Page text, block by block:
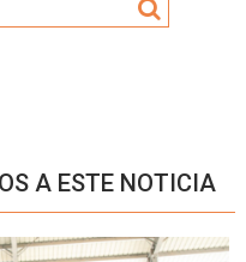
A ESTE NOTICIA